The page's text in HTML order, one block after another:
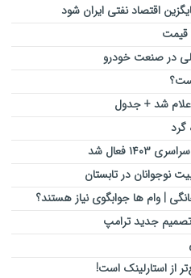
اقتصاد نفتی ایران شود
در صنعت خودرو
شد + جدول
فعال شد
نوجوانان در تابستان
| وام ها جوابگوی نیاز هستند؟
جدید ترامپ